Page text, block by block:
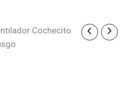
Cochecito